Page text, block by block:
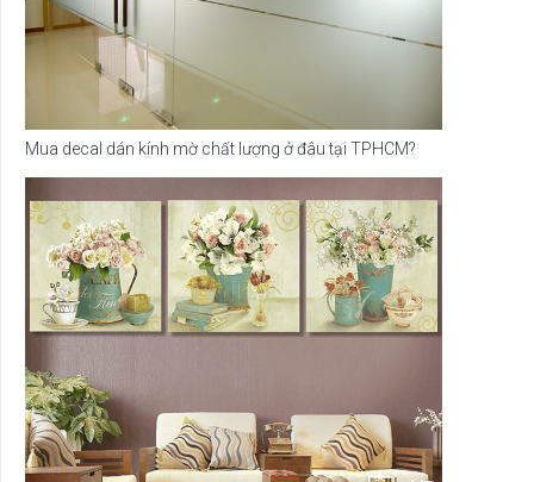
Mua decal dán kính mờ chất lượng ở đâu tại TPHCM?